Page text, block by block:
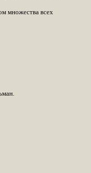
множества всех